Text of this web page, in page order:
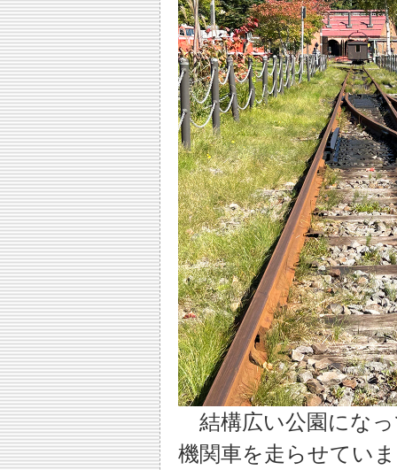
結構広い公園にな
機関車を走らせてい